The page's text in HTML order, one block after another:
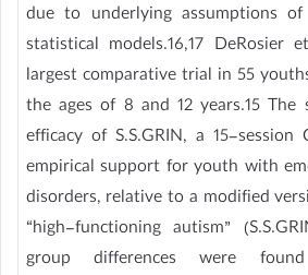
due to underlying assumptions
statistical models.16,17 DeRosier
largest comparative trial in 55
the ages of 8 and 12 years.15
efficacy of S.S.GRIN, a 15-
empirical support for youth with
disorders, relative to a modified
“high-functioning autism”
group differences were